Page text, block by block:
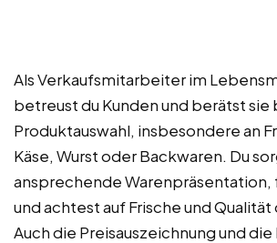
Als Verkaufsmitarbeiter im
betreust du Kunden und berätst sie
Produktauswahl, insbesondere an
Käse, Wurst oder Backwaren. Du
ansprechende Warenpräsentation,
und achtest auf Frische und
Auch die Preisauszeichnung und